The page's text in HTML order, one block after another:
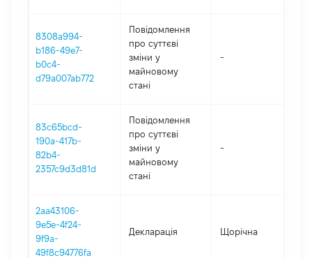
8308a994-
b186-49e7-
b0c4-
d79a007ab772
Повідомлення
про суттєві
зміни y
майновому
стані
-
83c65bcd-
190a-417b-
82b4-
2357c9d3d81d
Повідомлення
про суттєві
зміни y
майновому
стані
-
2aa43106-
9e5e-4f24-
9f9a-
49f8c94776fa
Декларація Щорічна